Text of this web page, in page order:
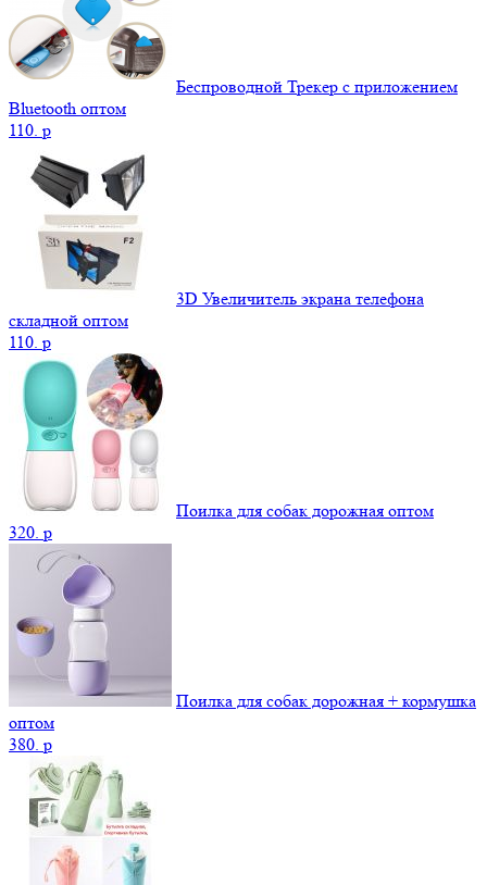
Беспроводной Трекер с приложением
Bluetooth оптом
110. p
3D Увеличитель экрана телефона
складной оптом
110. p
Поилка для собак дорожная оптом
320. p
Поилка для собак дорожная + кормушка
оптом
380. p